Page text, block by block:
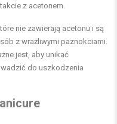
z acetonem.
nie zawierają acetonu i są
z wrażliwymi paznokciami.
jest, aby unikać
do uszkodzenia